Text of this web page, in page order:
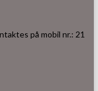
på mobil nr.: 21